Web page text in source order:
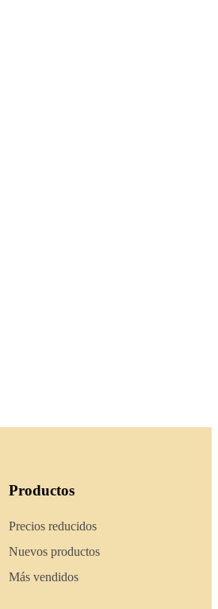
Productos
Precios reducidos
Nuevos productos
Más vendidos